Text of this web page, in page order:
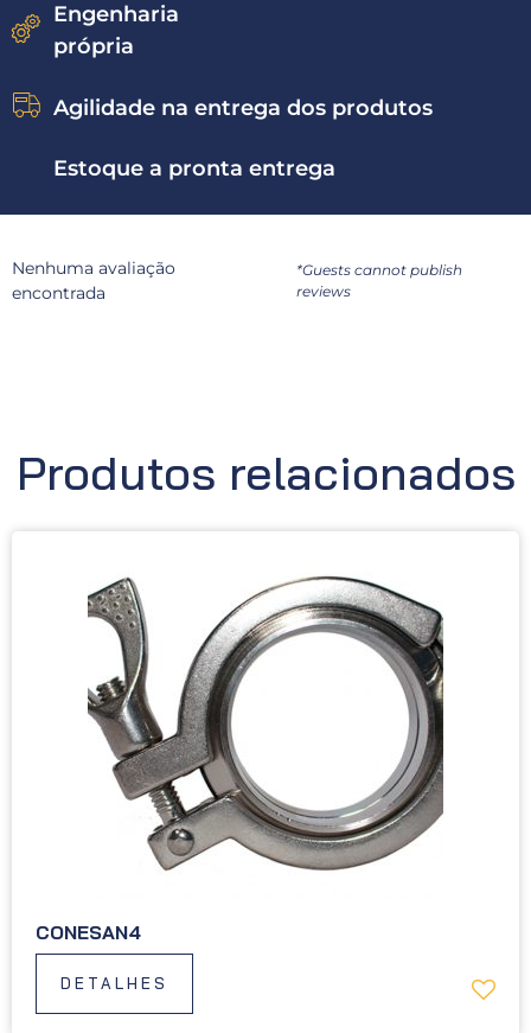
Engenharia
própria
Agilidade na entrega dos produtos
Estoque a pronta entrega
Nenhuma avaliação
encontrada
*Guests cannot publish
reviews
Produtos relacionados
CONESAN4
DETALHES